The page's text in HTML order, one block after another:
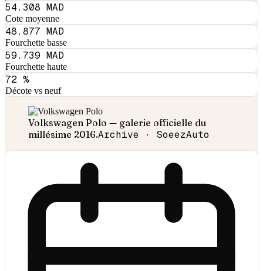
54.308 MAD
Cote moyenne
48.877 MAD
Fourchette basse
59.739 MAD
Fourchette haute
72 %
Décote vs neuf
Volkswagen Polo — galerie officielle du
millésime 2016.Archive · SoeezAuto